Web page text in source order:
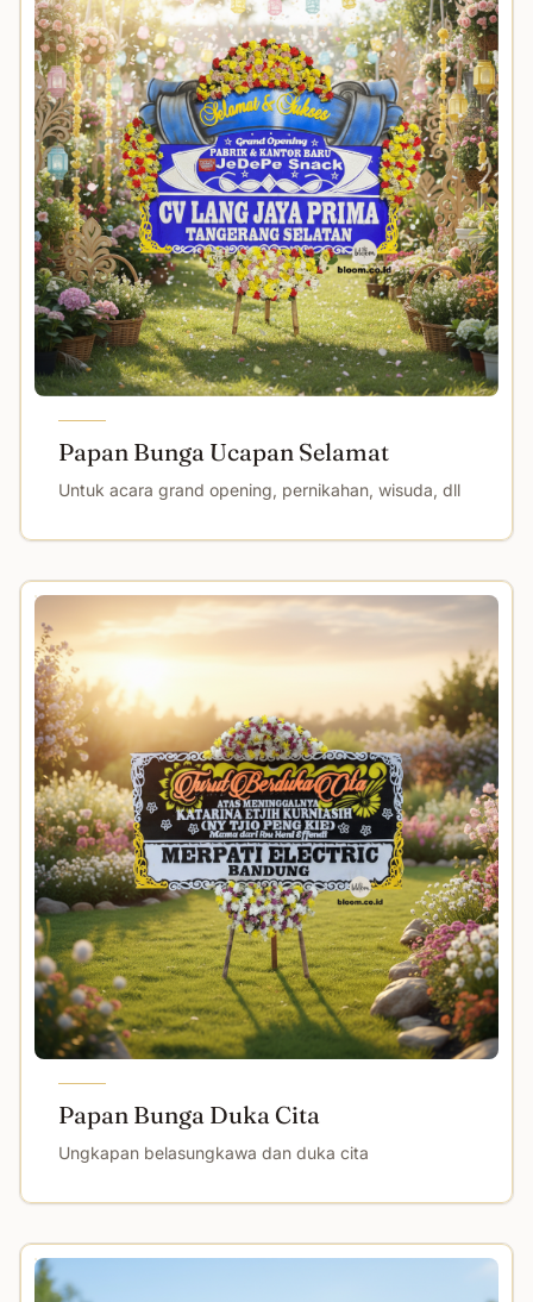
Papan Bunga Ucapan Selamat
Untuk acara grand opening, pernikahan, wisuda, dll
Papan Bunga Duka Cita
Ungkapan belasungkawa dan duka cita